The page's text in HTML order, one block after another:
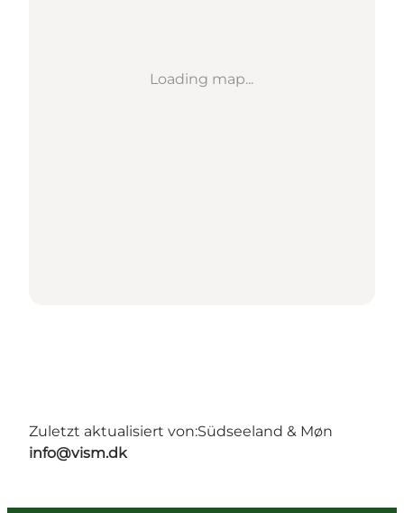
Loading map...
Zuletzt aktualisiert von:Südseeland & Møn
info@vism.dk